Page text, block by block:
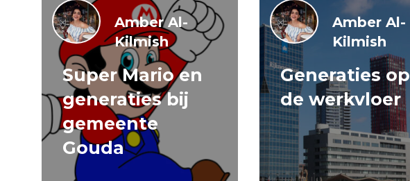
Amber Al-
Kilmish
Super Mario en
generaties bij
gemeente
Gouda
Amber Al-
Kilmish
Generaties op
de werkvloer